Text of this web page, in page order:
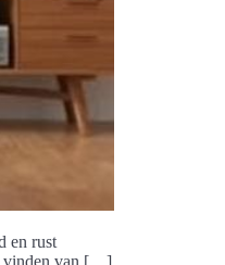
en rust